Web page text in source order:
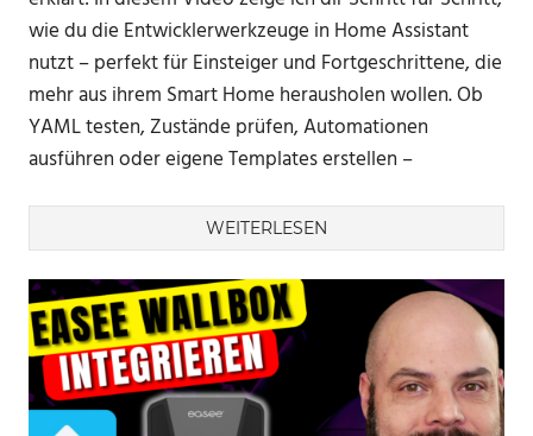
wie du die Entwicklerwerkzeuge in Home Assistant
nutzt – perfekt für Einsteiger und Fortgeschrittene, die
mehr aus ihrem Smart Home herausholen wollen. Ob
YAML testen, Zustände prüfen, Automationen
ausführen oder eigene Templates erstellen –
WEITERLESEN